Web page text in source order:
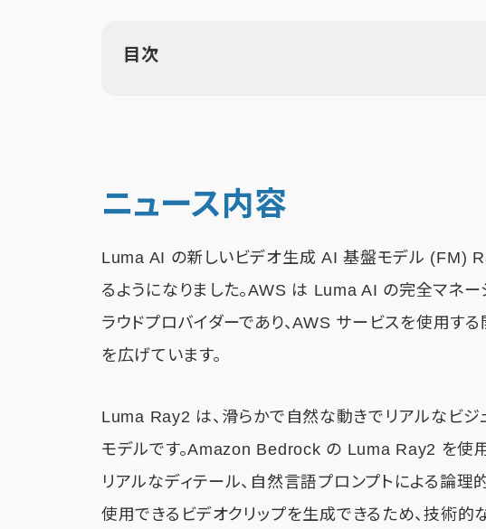
目次
ニュース内容
Luma AI の新しいビデオ生成 AI 基盤モデル (FM)
るようになりました。AWS は Luma AI の完全マネ
ラウドプロバイダーであり、AWS サービスを使用す
を広げています。
Luma Ray2 は、滑らかで自然な動きでリアルなビ
モデルです。Amazon Bedrock の Luma Ray2 を使用
リアルなディテール、自然言語プロンプトによる論理
使用できるビデオクリップを生成できるため、技術